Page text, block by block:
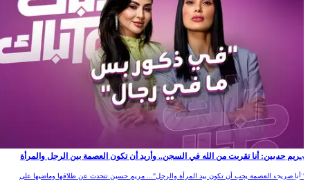
مريم حسين: أنا تقربت من الله في السجن.. وأريد أن تكون العصمة بين الرجل والمرأة
"أنا صريحة العصمة يجب أن تكون بيد المرأة والرجل"... مريم حسين تتحدث عن طلاقها وماضيها على